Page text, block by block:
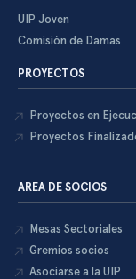
UIP Joven
Comisión de Damas
PROYECTOS
Proyectos en
Proyectos
AREA DE SOCIOS
Mesas Sectoriales
Gremios socios
Asociarse a la UIP